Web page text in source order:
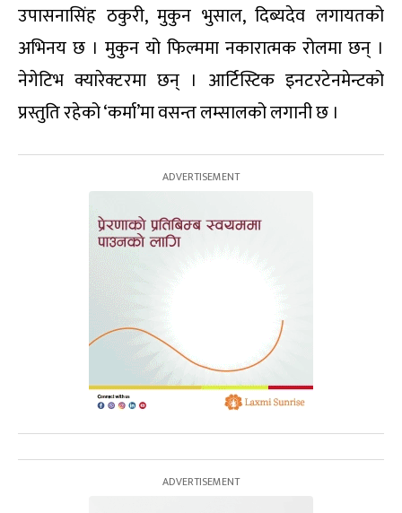
उपासनासिंह ठकुरी, मुकुन भुसाल, दिब्यदेव लगायतको
अभिनय छ । मुकुन यो फिल्ममा नकारात्मक रोलमा छन् ।
नेगेटिभ क्यारेक्टरमा छन् । आर्टिस्टिक इनटरटेनमेन्टको
प्रस्तुति रहेको ‘कर्मा’मा वसन्त लम्सालको लगानी छ ।